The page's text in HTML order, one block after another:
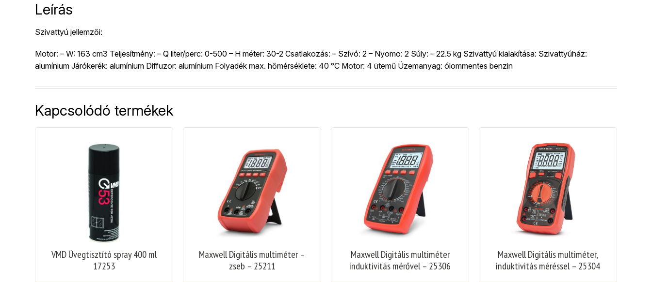
Leírás
Szivattyú jellemzői:
Motor: – W: 163 cm3 Teljesítmény: – Q liter/perc: 0-500 – H méter: 30-2 Csatlakozás: – Szívó: 2 – Nyomo: 2 Súly: – 22.5 kg Szivattyú kialakítása: Szivattyúház:
alumínium Járókerék: alumínium Diffuzor: alumínium Folyadék max. hőmérséklete: 40 °C Motor: 4 ütemű Üzemanyag: ólommentes benzin
Kapcsolódó termékek
VMD Üvegtisztító spray 400 ml
17253
Maxwell Digitális multiméter –
zseb – 25211
Maxwell Digitális multiméter
induktivitás mérővel – 25306
Maxwell Digitális multiméter,
induktivitás méréssel – 25304